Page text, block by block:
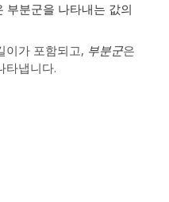
부분군을 나타내는 값의
이가 포함되고, 부분군은
타냅니다.